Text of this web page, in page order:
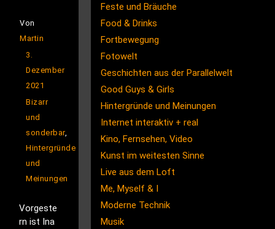
Von
Martin
3.
Dezember
2021
Bizarr
und
sonderbar,
Hintergründe
und
Meinungen
Vorgeste
rn ist Ina
Feste und Bräuche
Food & Drinks
Fortbewegung
Fotowelt
Geschichten aus der Parallelwelt
Good Guys & Girls
Hintergründe und Meinungen
Internet interaktiv + real
Kino, Fernsehen, Video
Kunst im weitesten Sinne
Live aus dem Loft
Me, Myself & I
Moderne Technik
Musik